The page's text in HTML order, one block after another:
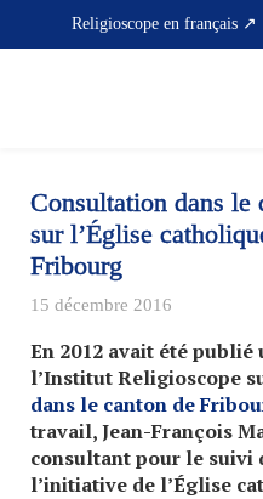
Religioscope en français ↗
Consultation dans le
sur l’Église
Fribourg
15 décembre 2016
En 2012 avait été
l’Institut Religioscope
dans le canton de
travail, Jean-François
consultant pour le suivi
l’initiative de l’Église